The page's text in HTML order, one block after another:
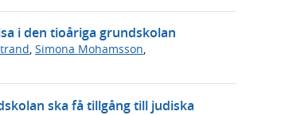
i den tioåriga grundskolan
, Simona Mohamsson,
ska få tillgång till judiska